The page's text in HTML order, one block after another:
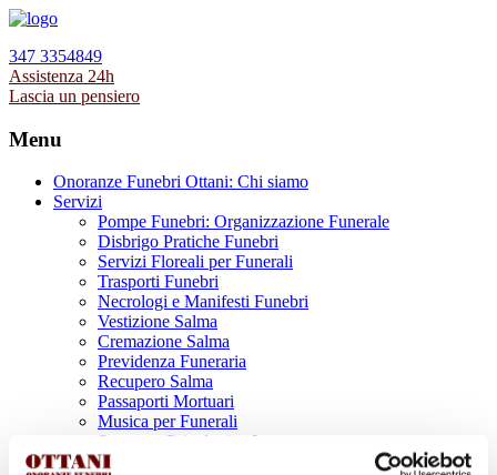
347 3354849
Assistenza 24h
Lascia un pensiero
Menu
Onoranze Funebri Ottani: Chi siamo
Servizi
Pompe Funebri: Organizzazione Funerale
Disbrigo Pratiche Funebri
Servizi Floreali per Funerali
Trasporti Funebri
Necrologi e Manifesti Funebri
Vestizione Salma
Cremazione Salma
Previdenza Funeraria
Recupero Salma
Passaporti Mortuari
Musica per Funerali
Supporto Psicologico Lutto
Prodotti Funerari